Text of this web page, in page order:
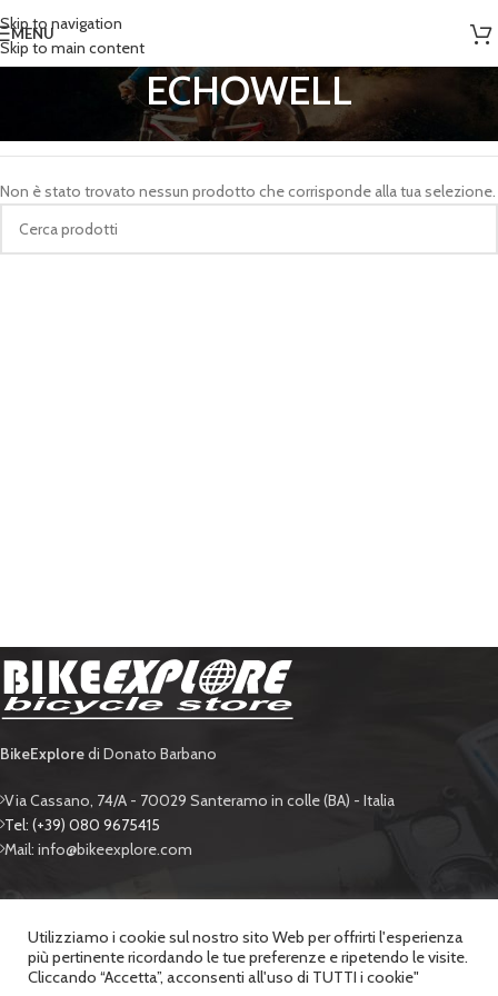
Skip to navigation
Skip to main content
MENU
ECHOWELL
Prodotti taggati “ECHOWELL”
Non è stato trovato nessun prodotto che corrisponde alla tua selezione.
BikeExploredi Donato Barbano
Via Cassano, 74/A - 70029 Santeramo in colle (BA) - Italia
Tel: (+39) 080 9675415
Mail: info@bikeexplore.com
BIKE EXPLORE
SUPPORTO
Utilizziamo i cookie sul nostro sito Web per offrirti l'esperienza
più pertinente ricordando le tue preferenze e ripetendo le visite.
Cliccando “Accetta”, acconsenti all'uso di TUTTI i cookie"